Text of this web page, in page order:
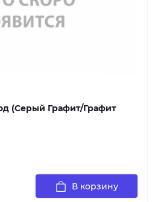
(Серый Графит/Графит
В корзину